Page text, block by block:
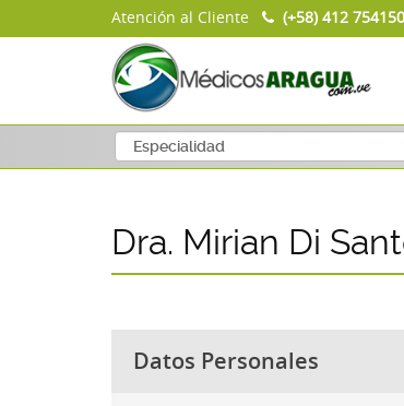
Atención al Cliente (+58) 412
Dra. Mirian Di
Datos Personales